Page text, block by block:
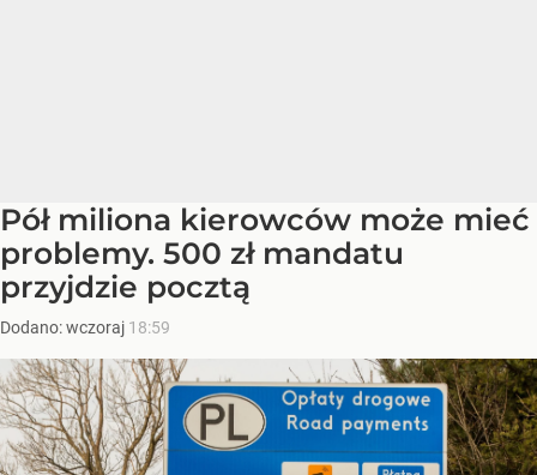
Pół miliona kierowców może mieć
problemy. 500 zł mandatu
przyjdzie pocztą
Dodano:wczoraj 18:59